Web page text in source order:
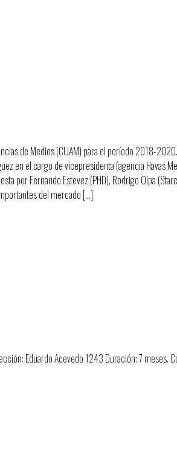
de Medios (CUAM) para el período 2018-
en el cargo de vicepresidenta (agencia Havas
por Fernando Estevez (PHD), Rodrigo Olpa
del mercado […]
Eduardo Acevedo 1243 Duración: 7